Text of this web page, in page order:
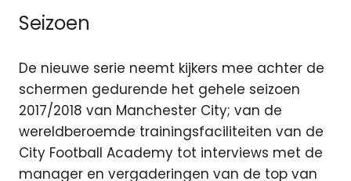
Seizoen
De nieuwe serie neemt kijkers mee achter de
schermen gedurende het gehele seizoen
2017/2018 van Manchester City; van de
wereldberoemde trainingsfaciliteiten van de
City Football Academy tot interviews met de
manager en vergaderingen van de top van